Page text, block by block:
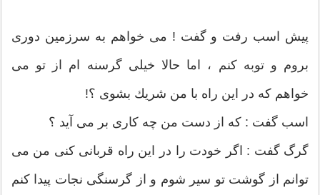
پیش اسب رفت و گفت ! می خواهم به سرزمین دوری
بروم و توبه كنم ، اما حالا خیلی گرسنه ام از تو می
خواهم كه در این راه با من شریك بشوی ؟!
اسب گفت : كه از دست من چه كاری بر می آید ؟
گرگ گفت : اگر خودت را در این راه قربانی كنی من می
توانم از گوشت تو سیر شوم و از گرسنگی نجات پیدا كنم